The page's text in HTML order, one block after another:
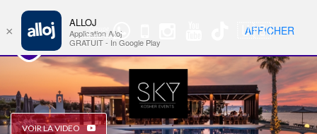
Groupe
WhatsApp
🇺🇸 Nav
VOIR LA VIDEO
×
ALLOJ
Application Alloj
GRATUIT - In Google Play
AFFICHER